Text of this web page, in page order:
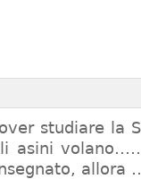
studiare la
asini